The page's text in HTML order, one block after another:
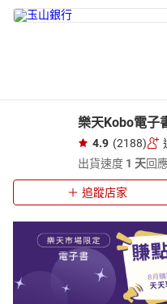
樂天Kobo電子
4.9 (2188)
出貨速度 1 天回
追蹤店家